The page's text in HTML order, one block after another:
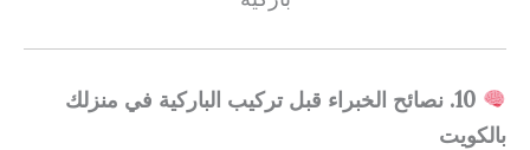
10. نصائح الخبراء قبل تركيب الباركية في منزلك
بالكويت